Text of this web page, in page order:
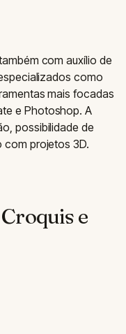
com auxílio de
como
mais focadas
e Photoshop. A
possibilidade de
com projetos 3D.
e